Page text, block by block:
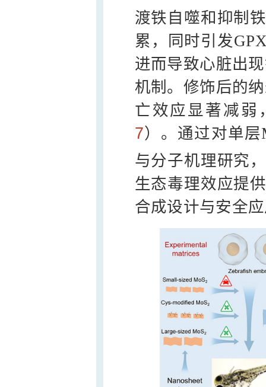
渡铁自噬和抑制
累，同时引发
进而导致心脏出
机制。修饰后的
亡效应显著减弱
7）。通过对单层
与分子机理研究
生态毒理效应提
合成设计与安全